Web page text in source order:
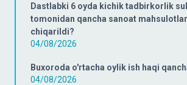
Dastlabki 6 oyda kichik tadbirkorlik
tomonidan qancha sanoat
chiqarildi?
04/08/2026
Buxoroda o'rtacha oylik ish haqi
04/08/2026